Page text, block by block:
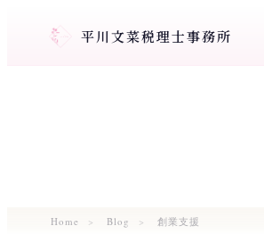
平川文菜税理士事務所
Home Blog 創業支援